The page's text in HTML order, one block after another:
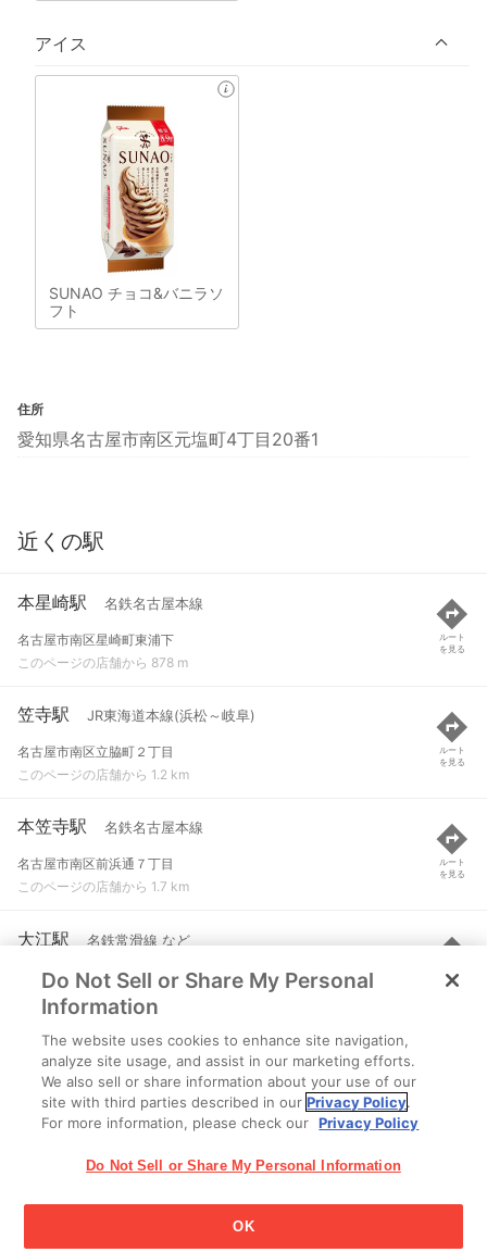
アイス
SUNAO チョコ&バニラソ
フト
住所
愛知県名古屋市南区元塩町4丁目20番1
近くの駅
本星崎駅 名鉄名古屋本線
名古屋市南区星崎町東浦下
このページの店舗から 878 m
ルート
を見る
笠寺駅 JR東海道本線(浜松～岐阜)
名古屋市南区立脇町２丁目
このページの店舗から 1.2 km
ルート
を見る
本笠寺駅 名鉄名古屋本線
名古屋市南区前浜通７丁目
このページの店舗から 1.7 km
ルート
を見る
大江駅 名鉄常滑線 など
名古屋市南区加福本通２-８-１
このページの店舗から 1.7 km
ルート
を見る
大同町駅 名鉄常滑線
名古屋市南区大同町３-１
このページの店舗から 1.8 km
江崎グリコ株式会社 Copyright © 2025 Ezaki Glico Co., Ltd.
Do Not Sell or Share My Personal
Information
The website uses cookies to enhance site navigation,
analyze site usage, and assist in our marketing efforts.
We also sell or share information about your use of our
site with third parties described in ourPrivacy Policy.
For more information, please check our Privacy Policy
Do Not Sell or Share My Personal Information
OK